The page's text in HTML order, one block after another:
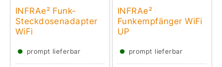
INFRAe² Funk-
Steckdosenadapter
WiFi
● prompt lieferbar
INFRAe²
Funkempfänger WiFi
UP
● prompt lieferbar